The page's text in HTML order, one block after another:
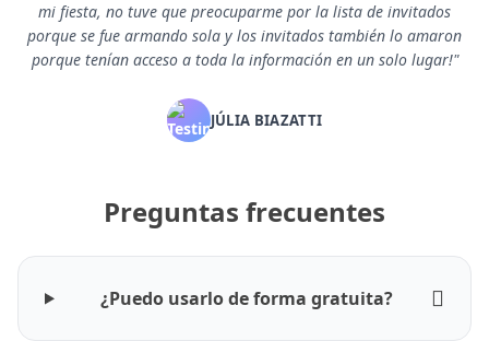
mi fiesta, no tuve que preocuparme por la lista de invitados
porque se fue armando sola y los invitados también lo amaron
porque tenían acceso a toda la información en un solo lugar!"
JÚLIA BIAZATTI
Preguntas frecuentes
¿Puedo usarlo de forma gratuita?